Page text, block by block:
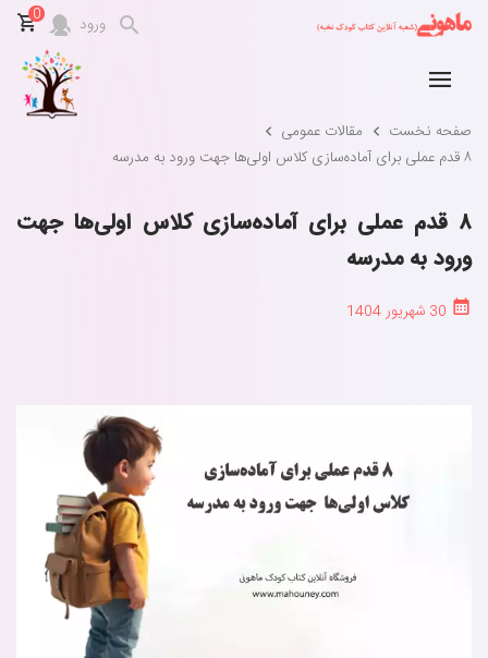
ورود 0
صفحه نخست
مقالات عمومی
۸ قدم عملی برای آماده‌سازی کلاس اولی‌ها جهت ورود به مدرسه
۸ قدم عملی برای آماده‌سازی کلاس اولی‌ها جهت
ورود به مدرسه